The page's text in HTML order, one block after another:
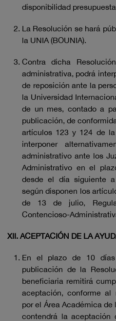
disponibilidad
La Resolución se hará
la UNIA (BOUNIA).
Contra dicha
administrativa, podrá
de reposición ante la
la Universidad
de un mes, contado a
publicación, de
artículos 123 y 124 de la
interponer
administrativo ante los
Administrativo en el
desde el día siguiente
según disponen los
de 13 de julio,
Contencioso-
XII. ACEPTACIÓN DE LA
En el plazo de 10
publicación de la
beneficiaria remitirá
aceptación, conforme
por el Área Académica de
contendrá la aceptación